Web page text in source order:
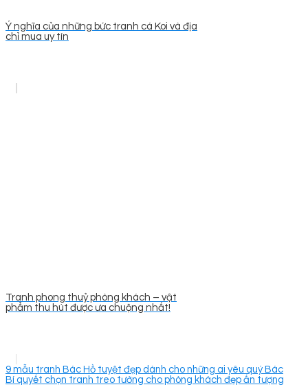
Ý nghĩa của những bức tranh cá Koi và địa
chỉ mua uy tín
Tranh phong thuỷ phòng khách – vật
phẩm thu hút được ưa chuộng nhất!
9 mẫu tranh Bác Hồ tuyệt đẹp dành cho những ai yêu quý Bác
Bí quyết chọn tranh treo tường cho phòng khách đẹp ấn tượng